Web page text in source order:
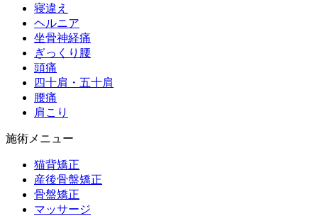
寝違え
ヘルニア
坐骨神経痛
ぎっくり腰
頭痛
四十肩・五十肩
腰痛
肩こり
施術メニュー
猫背矯正
産後骨盤矯正
骨盤矯正
マッサージ